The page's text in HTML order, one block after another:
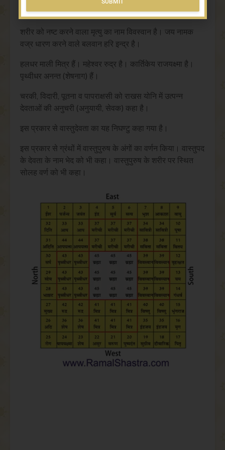
कहा है।
शरीर को नष्ट करने वाला मृत्यु का नाम विवस्वान है। जय नामक
वज्र धारण करने वाले बलवान हरि इन्द्र है।
हलधर माली मित्र हैं। महेश्वर रुद्र है। कार्तिकेय राजयक्ष्मा है।
पृथ्वीधर अनन्त (शेषनाग) हैं।
चरकी, विदारी, पूतना व पापराक्षसी को राखस योनि में उत्पन्न
देवताओं की अनुचरी (अनुयायी, सेवक) कहा है।
इस प्रकार से वास्तुदेवता का यह निघण्टु कहा गया है।
इस प्रकार से ग्रंथों में वास्तुपुरुष के अंगों का वर्णन किया। वास्तुपद
के देवता के नाम भेद को भी कहा। वास्तुपुरुष के शरीर पर स्थित
सोलह वर्ण को भी कहा।
SUBMIT
Alternative: